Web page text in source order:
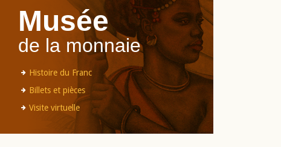
Musée
de la monnaie
Histoire du Franc
Billets et pièces
Visite virtuelle